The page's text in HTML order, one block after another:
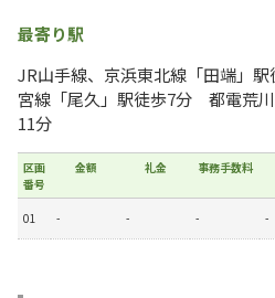
最寄り駅
JR山手線、京浜東北線「田端」
宮線「尾久」駅徒歩7分 都電荒
11分
区画
番号
金額 礼金 事務手数料
01 - - - -